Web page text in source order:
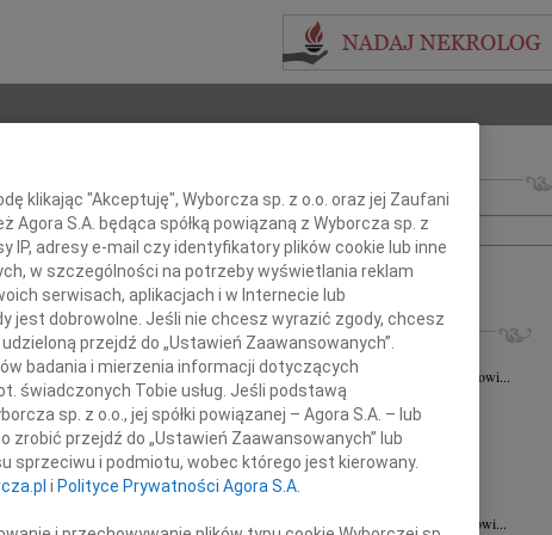
Imię i nazwisko lub numer ogłoszenia:
+ szukanie zaawansowane
INNE NEKROLOGI
Ewa Staśkiewicz 03.08.2026
Panu Profesorowi Grzegorzowi Staśkiewiczowi...
03.08.2026Lublin
Panu dr hab. n. med. Grzegorzowi...
31.07.2026
Lublin
Wyrazy głębokiego współczucia dla dr...
31.07.2026
Naszemu Koledze dr hab. n. med. Grzegorzowi...
klikając "Akceptuję", Wyborcza sp. z o.o. oraz jej Zaufani
Agora S.A. będąca spółką powiązaną z Wyborcza sp. z
IP, adresy e-mail czy identyfikatory plików cookie lub inne
w szczególności na potrzeby wyświetlania reklam
serwisach, aplikacjach i w Internecie lub
jest dobrowolne. Jeśli nie chcesz wyrazić zgody, chcesz
przejdź do „Ustawień Zaawansowanych”.
badania i mierzenia informacji dotyczących
świadczonych Tobie usług. Jeśli podstawą
sp. z o.o., jej spółki powiązanej – Agora S.A. – lub
przejdź do „Ustawień Zaawansowanych” lub
i podmiotu, wobec którego jest kierowany.
i Polityce Prywatności Agora S.A.